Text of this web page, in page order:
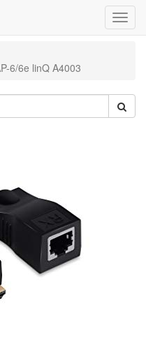
6/6e linQ A4003